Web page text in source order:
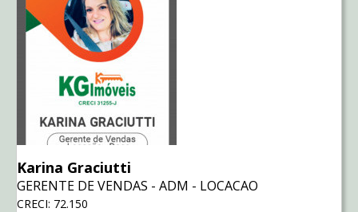
Karina Graciutti
GERENTE DE VENDAS - ADM - LOCACAO
CRECI: 72.150